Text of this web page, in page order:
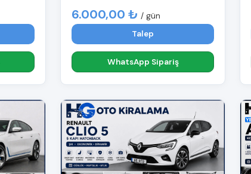
6.000,00 ₺ / gün
Talep
WhatsApp Sipariş